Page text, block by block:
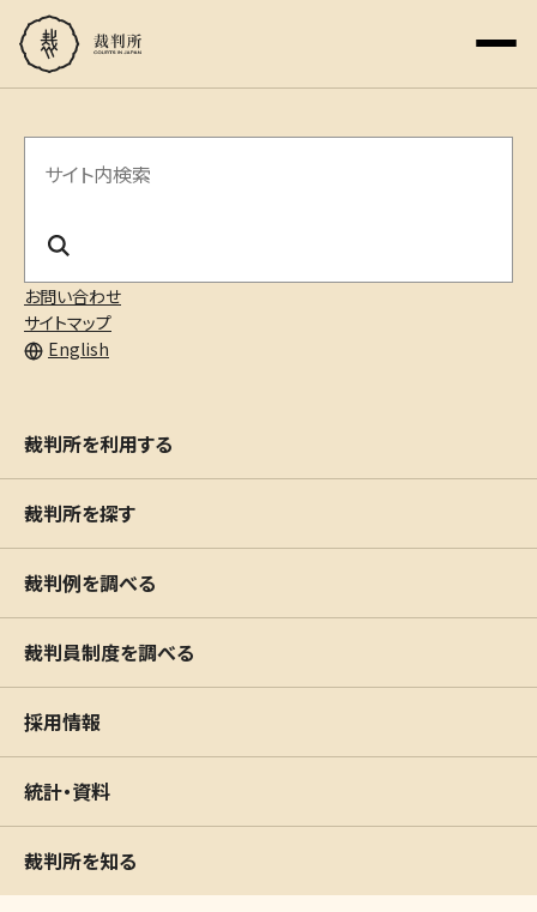
お問い合わせ
サイトマップ
English
サ
内
検
裁判所を利用する
裁判所を探す
裁判例を調べる
裁判員制度を調べる
採用情報
統計・資料
裁判所を知る